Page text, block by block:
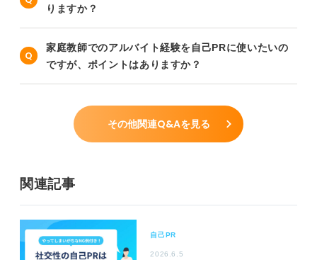
りますか？
家庭教師でのアルバイト経験を自己PRに使いたいの
ですが、ポイントはありますか？
その他関連Q&Aを見る
関連記事
自己PR
2026.6.5